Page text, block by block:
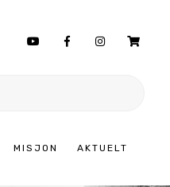
MISJON AKTUELT